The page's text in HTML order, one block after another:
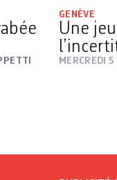
GENÈVE
Une
MERCREDI